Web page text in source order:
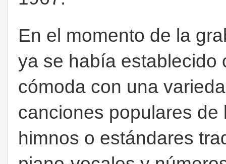
En el momento de la
ya se había establecido
cómoda con una
canciones populares
himnos o estándares